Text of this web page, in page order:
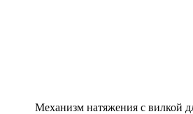
Механизм натяжения с вилкой